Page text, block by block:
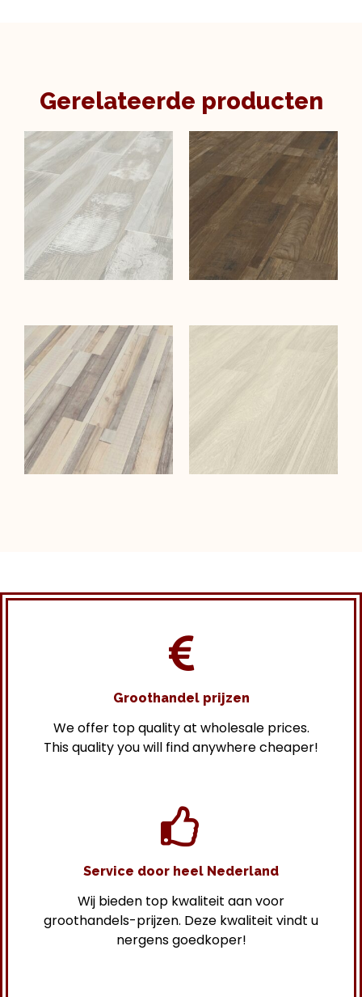
Gerelateerde producten
Groothandel prijzen
We offer top quality at wholesale prices.
This quality you will find anywhere cheaper!
Service door heel Nederland
Wij bieden top kwaliteit aan voor
groothandels-prijzen. Deze kwaliteit vindt u
nergens goedkoper!